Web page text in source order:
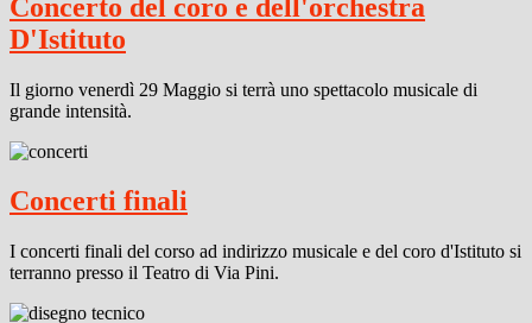
Concerto del coro e dell'orchestra
D'Istituto
Il giorno venerdì 29 Maggio si terrà uno spettacolo musicale di
grande intensità.
Concerti finali
I concerti finali del corso ad indirizzo musicale e del coro d'Istituto si
terranno presso il Teatro di Via Pini.